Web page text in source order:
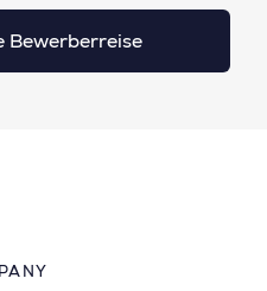
Bewerberreise